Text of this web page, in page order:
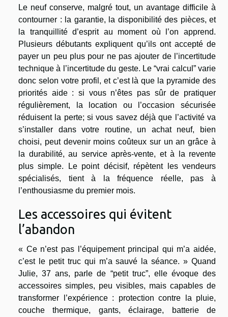
Le neuf conserve, malgré tout, un avantage difficile à
contourner : la garantie, la disponibilité des pièces, et
la tranquillité d’esprit au moment où l’on apprend.
Plusieurs débutants expliquent qu’ils ont accepté de
payer un peu plus pour ne pas ajouter de l’incertitude
technique à l’incertitude du geste. Le “vrai calcul” varie
donc selon votre profil, et c’est là que la pyramide des
priorités aide : si vous n’êtes pas sûr de pratiquer
régulièrement, la location ou l’occasion sécurisée
réduisent la perte; si vous savez déjà que l’activité va
s’installer dans votre routine, un achat neuf, bien
choisi, peut devenir moins coûteux sur un an grâce à
la durabilité, au service après-vente, et à la revente
plus simple. Le point décisif, répètent les vendeurs
spécialisés, tient à la fréquence réelle, pas à
l’enthousiasme du premier mois.
Les accessoires qui évitent
l’abandon
« Ce n’est pas l’équipement principal qui m’a aidée,
c’est le petit truc qui m’a sauvé la séance. » Quand
Julie, 37 ans, parle de “petit truc”, elle évoque des
accessoires simples, peu visibles, mais capables de
transformer l’expérience : protection contre la pluie,
couche thermique, gants, éclairage, batterie de